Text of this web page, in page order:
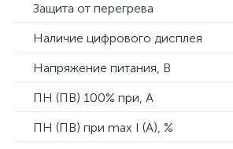
Защита от перегрева
Наличие цифрового дисплея
Напряжение питания, В
ПН (ПВ) 100% при, А
ПН (ПВ) при max I (A), %